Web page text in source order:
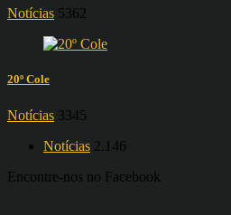
Notícias 5362
20º Cole
Notícias 3345
Notícias 2.146
Encontre-nos no Facebook